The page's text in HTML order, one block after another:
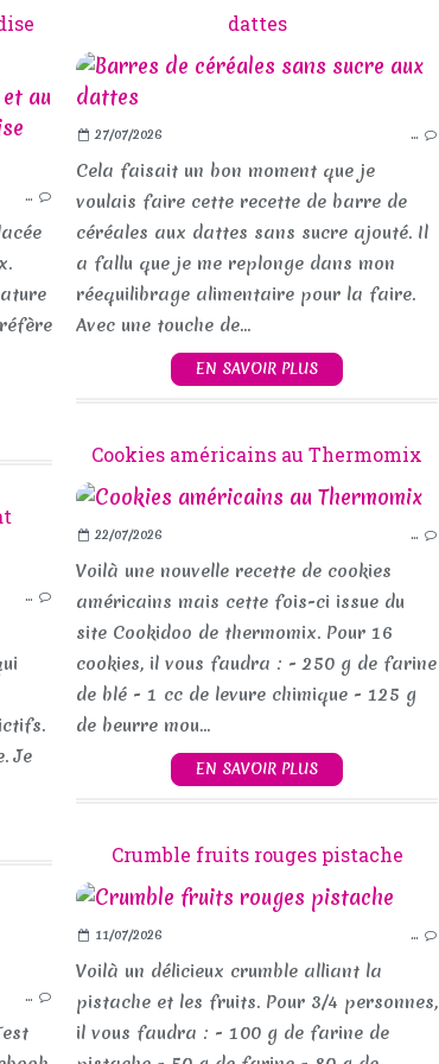
GOÛTER
FRUIT
CHOCOLAT
…
dattes
27/07/2026 …
Cela faisait un bon moment que je
voulais faire cette recette de barre de
céréales aux dattes sans sucre ajouté. Il
a fallu que je me replonge dans mon
réequilibrage alimentaire pour la faire.
Avec une touche de...
EN SAVOIR PLUS
Cookies américains au Thermomix
22/07/2026 …
Voilà une nouvelle recette de cookies
américains mais cette fois-ci issue du
site Cookidoo de thermomix. Pour 16
cookies, il vous faudra : - 250 g de farine
de blé - 1 cc de levure chimique - 125 g
de beurre mou...
EN SAVOIR PLUS
PÂTISSERIE
BISCUIT
GOÛTER
…
Je
Crumble fruits rouges pistache
11/07/2026 …
Voilà un délicieux crumble alliant la
pistache et les fruits. Pour 3/4 personnes,
il vous faudra : - 100 g de farine de
GOÛTER
DESSERT
…